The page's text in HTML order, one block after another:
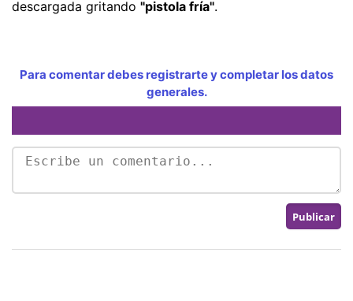
descargada gritando "pistola fría".
Para comentar debes registrarte y completar los datos
generales.